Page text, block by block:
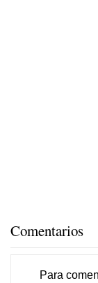
Comentarios
Para